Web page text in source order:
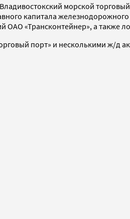
морской
капитала
«Трансконтейнер», а также
порт» и несколькими ж/д